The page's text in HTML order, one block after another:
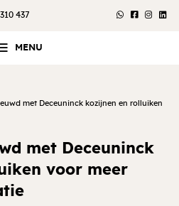
437
MENU
met Deceuninck kozijnen en rolluiken
met Deceuninck
voor meer